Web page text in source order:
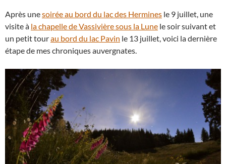
Après unesoirée au bord du lac des Hermines le 9 juillet, une
visite à la chapelle de Vassivière sous la Lune le soir suivant et
un petit tourau bord du lac Pavin le 13 juillet, voici la dernière
étape de mes chroniques auvergnates.